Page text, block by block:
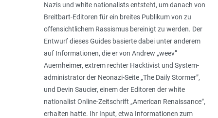
Nazis und white nationalists entsteht, um danach von
Breitbart-Editoren für ein breites Publikum von zu
offensichtlichem Rassismus bereinigt zu werden. Der
Entwurf dieses Guides basierte dabei unter anderem
auf Informationen, die er von Andrew „weev”
Auernheimer, extrem rechter Hacktivist und System­
administrator der Neonazi-Seite „The Daily Stormer”,
und Devin Saucier, einem der Editoren der white
nationalist Online-Zeitschrift „American Renaissance”,
erhalten hatte. Ihr Input, etwa Informationen zum